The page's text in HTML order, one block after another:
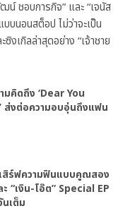
น์ ชอบการกิจ” และ “เจนัส
บนอนสต็อป ไม่ว่าจะเป็น
เกิลล่าสุดอย่าง “เจ้าชาย
คิดถึง ‘Dear You
ส่งต่อความอบอุ่นถึงแฟน
สิร์ฟความฟินแบบคูณสอง
“เงิน-โอ๊ต” Special EP
เต็ม